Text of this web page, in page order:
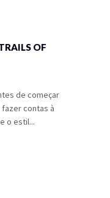
OF
de começar
contas à
o estil...